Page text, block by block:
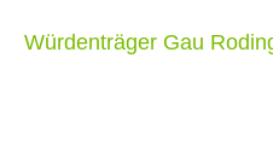
Würdenträger Gau